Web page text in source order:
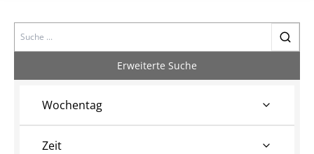
Search
Erweiterte Suche
Wochentag
Zeit